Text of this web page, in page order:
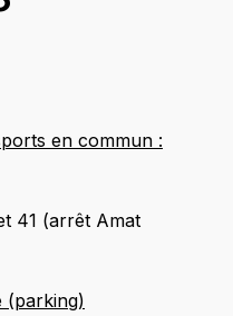
en commun :
41 (arrêt Amat
(parking)